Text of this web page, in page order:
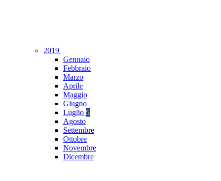
2019
Gennaio
Febbraio
Marzo
Aprile
Maggio
Giugno
Luglio 5
Agosto
Settembre
Ottobre
Novembre
Dicembre